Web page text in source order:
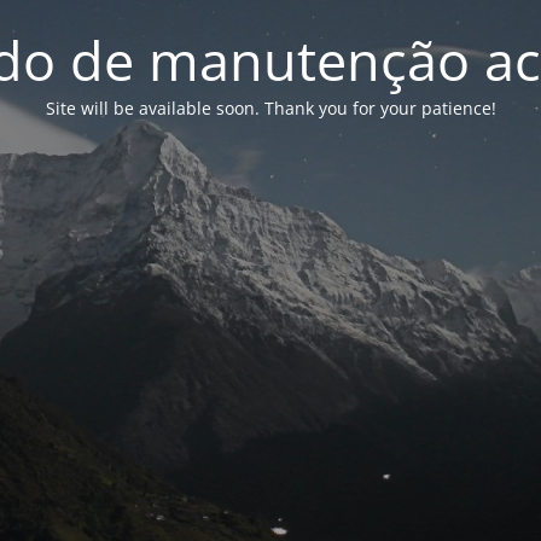
de manutenção
Site will be available soon. Thank you for your patience!